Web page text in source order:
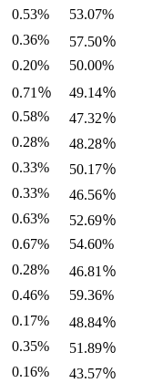
0.53%
53.07%
0.36%
57.50％
0.20%
50.00%
0.71％
49.14％
0.58%
47.32％
0.28%
48.28％
0.33%
50.17％
0.33%
46.56％
0.63%
52.69％
0.67%
54.60%
0.28%
46.81％
0.46%
59.36%
0.17%
48.84％
0.35%
51.89％
0.16%
43.57％